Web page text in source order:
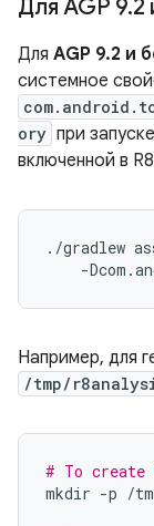
Для AGP 9.2
Для AGP 9.2 и
системное
ory при
включенной в
./gradlew
-
Например, для
/tmp/
# To
mkdir -p /